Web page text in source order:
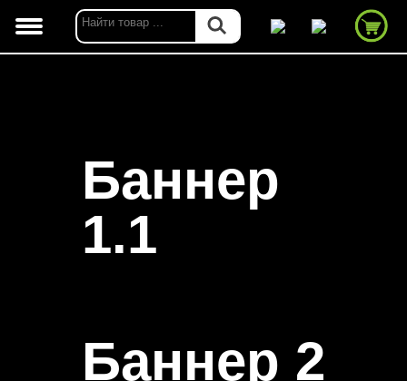
Баннер
1.1
Баннер 2